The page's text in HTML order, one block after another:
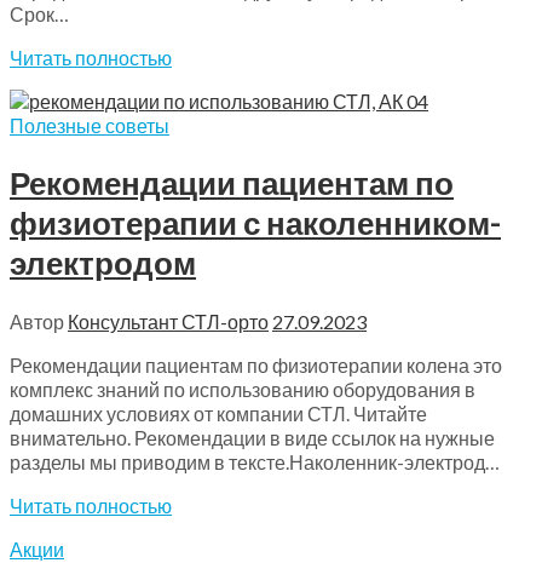
Срок…
Читать полностью
Полезные советы
Рекомендации пациентам по
физиотерапии с наколенником-
электродом
Автор Консультант СТЛ-орто 27.09.2023
Рекомендации пациентам по физиотерапии колена это
комплекс знаний по использованию оборудования в
домашних условиях от компании СТЛ. Читайте
внимательно. Рекомендации в виде ссылок на нужные
разделы мы приводим в тексте.Наколенник-электрод…
Читать полностью
Акции